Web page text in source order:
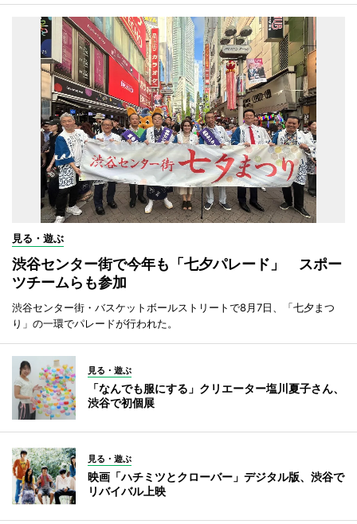
見る・遊ぶ
渋谷センター街で今年も「七夕パレード」 スポー
ツチームらも参加
渋谷センター街・バスケットボールストリートで8月7日、「七夕まつ
り」の一環でパレードが行われた。
見る・遊ぶ
「なんでも服にする」クリエーター塩川夏子さん、
渋谷で初個展
見る・遊ぶ
映画「ハチミツとクローバー」デジタル版、渋谷で
リバイバル上映